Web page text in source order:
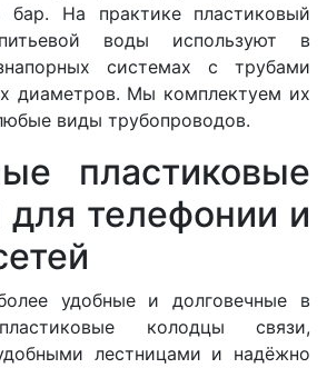
бар. На практике пластиковый
воды используют в
системах с трубами
диаметров. Мы комплектуем их
виды трубопроводов.
пластиковые
телефонии и
удобные и долговечные в
колодцы связи,
лестницами и надёжно